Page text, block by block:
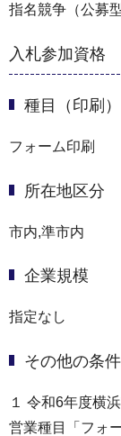
指名競争（公募型
入札参加資格
種目（印刷）
フォーム印刷
所在地区分
市内,準市内
企業規模
指定なし
その他の条件
１ 令和6年度横
営業種目「フォ